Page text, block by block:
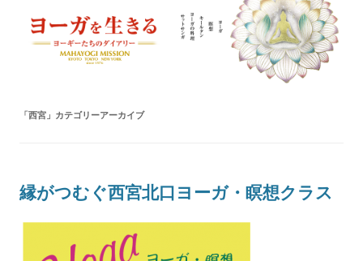
ヨーガを生きる — MAHAYOGI
MISSION ブログ
「西宮 」カテゴリーアーカイブ
縁がつむぐ西宮北口ヨーガ・瞑想クラス